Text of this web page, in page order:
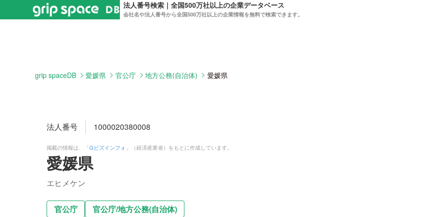
法人番号検索｜全国500万社以上の企業データベース
会社名や法人番号から全国500万社以上の企業情報を無料で検索できます。
grip spaceDB 愛媛県 官公庁 地方公務(自治体) 愛媛県
法人番号 1000020380008
掲載の情報は、「Gビズインフォ 」（経済産業省）をもとに作成しています。
愛媛県
エヒメケン
官公庁 官公庁/地方公務(自治体)